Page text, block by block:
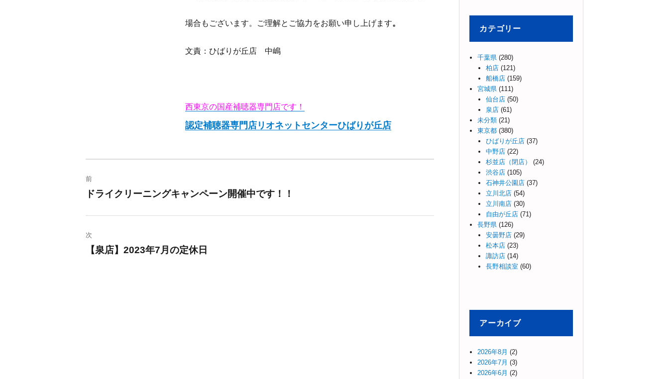
場合もございます。ご理解とご協力をお願い申し上げます。
文責：ひばりが丘店 中嶋
西東京の国産補聴器専門店です！
認定補聴器専門店リオネットセンターひばりが丘店
稿
ビ
ゲ
前
過
投
稿:
ドライクリーニングキャンペーン開催中です！！
次
次【泉店】2023年7月の定休日
カテゴリー
千葉県 (280)
柏店(121)
船橋店(159)
宮城県 (111)
仙台店(50)
泉店(61)
未分類 (21)
東京都 (380)
ひばりが丘店(37)
中野店(22)
杉並店（閉店）
(24)
渋谷店(105)
石神井公園店(37)
立川北店(54)
立川南店(30)
自由が丘店(71)
長野県 (126)
安曇野店(29)
松本店(23)
諏訪店(14)
長野相談室(60)
アーカイブ
2026年8月 (2)
2026年7月 (3)
2026年6月 (2)